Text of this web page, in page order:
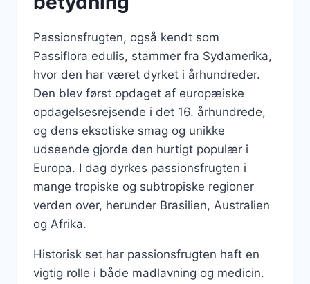
Passionsfrugten, også kendt som
Passiflora edulis, stammer fra Sydamerika,
hvor den har været dyrket i århundreder.
Den blev først opdaget af europæiske
opdagelsesrejsende i det 16. århundrede,
og dens eksotiske smag og unikke
udseende gjorde den hurtigt populær i
Europa. I dag dyrkes passionsfrugten i
mange tropiske og subtropiske regioner
verden over, herunder Brasilien, Australien
og Afrika.
Historisk set har passionsfrugten haft en
vigtig rolle i både madlavning og medicin.